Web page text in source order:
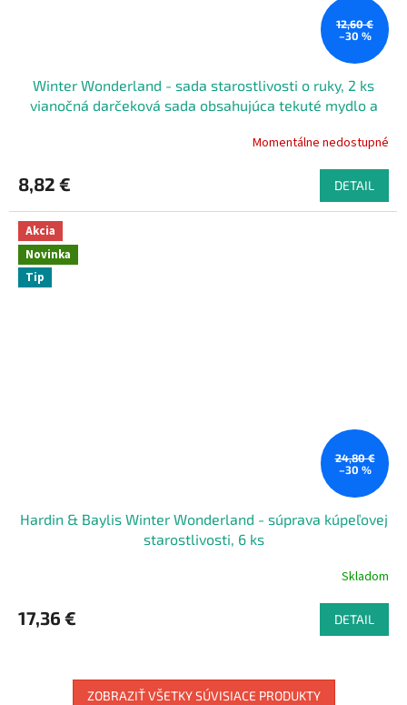
12,60 €
–30 %
Winter Wonderland - sada starostlivosti o ruky, 2 ks
vianočná darčeková sada obsahujúca tekuté mydlo a
Momentálne nedostupné
8,82 € DETAIL
Akcia
Novinka
Tip
24,80 €
–30 %
Hardin & Baylis Winter Wonderland - súprava kúpeľovej
starostlivosti, 6 ks
Skladom
17,36 € DETAIL
ZOBRAZIŤ VŠETKY SÚVISIACE PRODUKTY